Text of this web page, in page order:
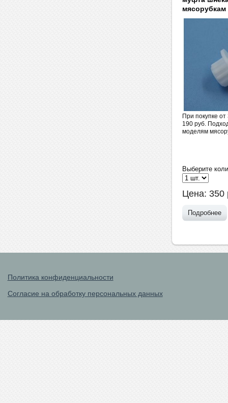
мясорубкам
При покупке
190 руб.
моделям
Выберите
Цена: 350
Подробнее
Политика конфиденциальности
Согласие на обработку персональных данных